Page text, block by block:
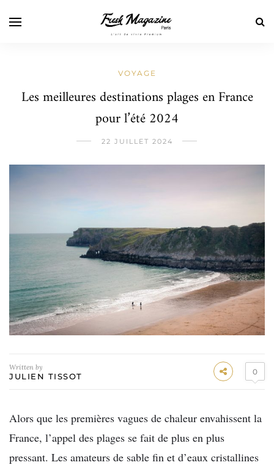
VOYAGE
Les meilleures destinations plages en France
pour l’été 2024
22 JUILLET 2024
Written by
JULIEN TISSOT 0
Alors que les premières vagues de chaleur envahissent la
France, l’appel des plages se fait de plus en plus
pressant. Les amateurs de sable fin et d’eaux cristallines